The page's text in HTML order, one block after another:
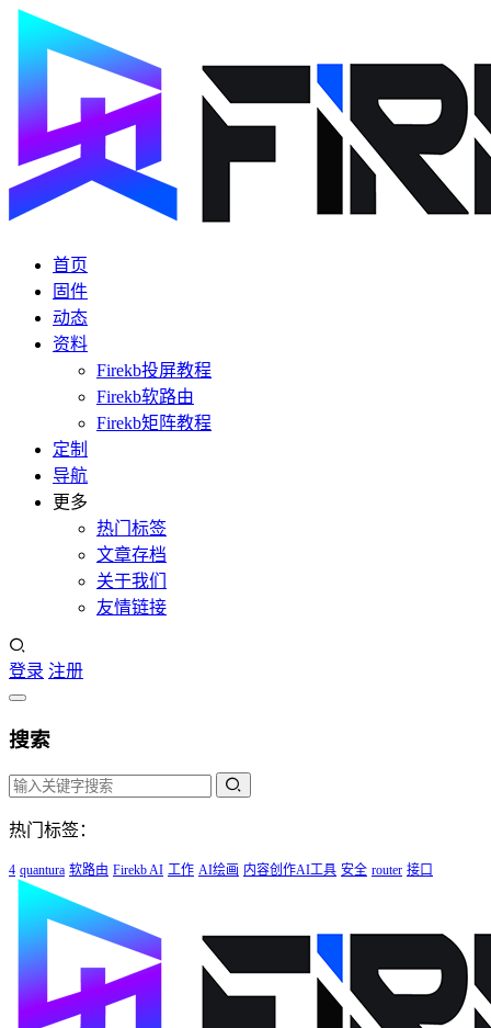
首页
固件
动态
资料
Firekb投屏教程
Firekb软路由
Firekb矩阵教程
定制
导航
更多
热门标签
文章存档
关于我们
友情链接
登录 注册
搜索
热门标签：
4 quantura 软路由 Firekb AI 工作 AI绘画 内容创作AI工具 安全 router 接口